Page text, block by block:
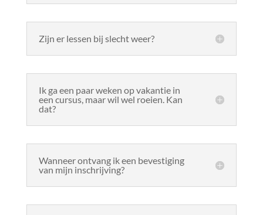
Zijn er lessen bij slecht weer?
Ik ga een paar weken op vakantie in
een cursus, maar wil wel roeien. Kan
dat?
Wanneer ontvang ik een bevestiging
van mijn inschrijving?